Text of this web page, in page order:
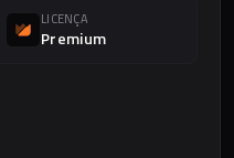
LICENÇA
Premium